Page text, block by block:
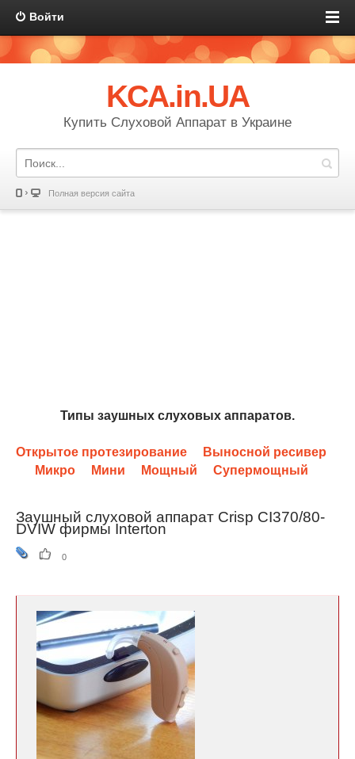
Войти
KCA.in.UA
Купить Слуховой Аппарат в Украине
Полная версия сайта
Типы заушных слуховых аппаратов.
Открытое протезирование
Выносной ресивер
Микро
Мини Мощный Супермощный
Заушный слуховой аппарат Crisp CI370/80-
DVIW фирмы Interton
0